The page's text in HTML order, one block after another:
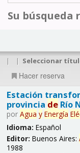
Su búsqueda
| | Seleccionar
Hacer reserva
Estación
provincia deRío
por Agua y Energía
Idioma: Español
Editor: Buenos Aires:
1988